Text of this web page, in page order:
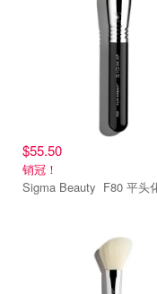
$55.50
销冠！
Sigma Beauty F80